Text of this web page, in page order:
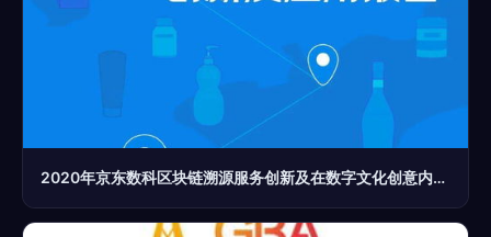
2020年京东数科区块链溯源服务创新及在数字文化创意内容领域的应用研究